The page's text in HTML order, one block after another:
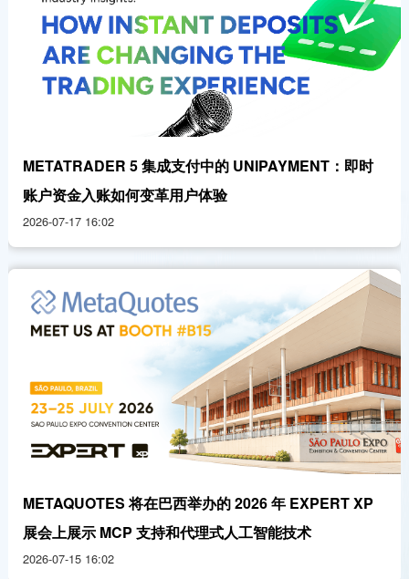
METATRADER 5 集成支付中的 UNIPAYMENT：即时
账户资金入账如何变革用户体验
2026-07-17 16:02
METAQUOTES 将在巴西举办的 2026 年 EXPERT XP
展会上展示 MCP 支持和代理式人工智能技术
2026-07-15 16:02